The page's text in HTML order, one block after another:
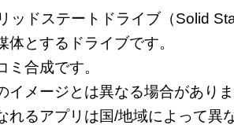
ッドステートドライブ（Solid
体とするドライブです。
合成です。
イメージとは異なる場合があり
れるアプリは国/地域によって異